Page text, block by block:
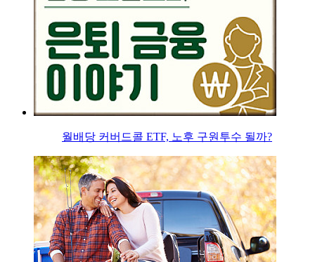
월배당 커버드콜 ETF, 노후 구원투수 될까?